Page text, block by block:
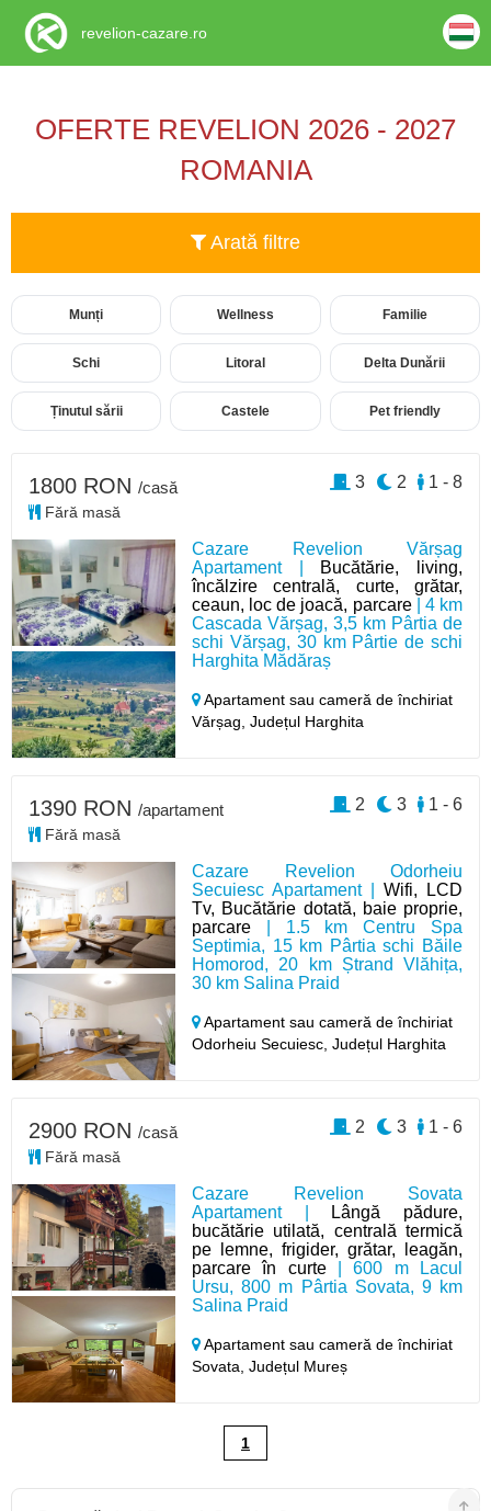
OFERTE REVELION 2026 - 2027
ROMANIA
Arată filtre
Munți Wellness Familie
Schi Litoral Delta Dunării
Ținutul sării Castele Pet friendly
Cazare Revelion Vărșag
Apartament | Bucătărie, living,
încălzire centrală, curte, grătar,
ceaun, loc de joacă, parcare| 4 km
Cascada Vărșag, 3,5 km Pârtia de
schi Vărșag, 30 km Pârtie de schi
Harghita Mădăraș
Apartament sau cameră de închiriat
Vărșag,Județul Harghita
1800 RON /casă
Fără masă
1 - 8
2
3
Cazare Revelion Odorheiu
Secuiesc Apartament |Wifi, LCD
Tv, Bucătărie dotată, baie proprie,
parcare | 1.5 km Centru Spa
Septimia, 15 km Pârtia schi Băile
Homorod, 20 km Ștrand Vlăhița,
30 km Salina Praid
Apartament sau cameră de închiriat
Odorheiu Secuiesc,Județul Harghita
1390 RON /apartament
Fără masă
1 - 6
3
2
Cazare Revelion Sovata
Apartament |
Lângă pădure,
bucătărie utilată, centrală termică
pe lemne, frigider, grătar, leagăn,
parcare în curte| 600 m Lacul
Ursu, 800 m Pârtia Sovata, 9 km
Salina Praid
Apartament sau cameră de închiriat
Sovata,Județul Mureș
2900 RON /casă
Fără masă
1 - 6
3
2
1
revelion-cazare.ro